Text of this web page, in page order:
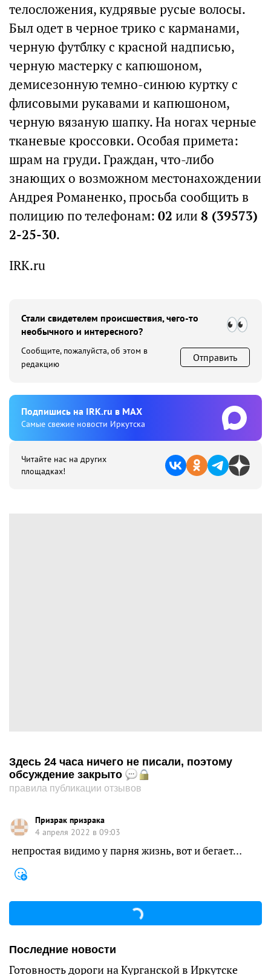
телосложения, кудрявые русые волосы.
Был одет в черное трико с карманами,
черную футблку с красной надписью,
черную мастерку с капюшоном,
демисезонную темно-синюю куртку с
флисовыми рукавами и капюшоном,
черную вязаную шапку. На ногах черные
тканевые кроссовки. Особая примета:
шрам на груди. Граждан, что-либо
знающих о возможном местонахождении
Андрея Романенко, просьба сообщить в
полицию по телефонам: 02 или 8 (39573)
2-25-30.
IRK.ru
Стали свидетелем происшествия, чего-то
необычного и интересного?
Сообщите, пожалуйста, об этом в
редакцию
Отправить
Подпишиcь на IRK.ru в MAX
Cамые свежие новости Иркутска
Читайте нас на других
площадках!
Здесь 24 часа ничего не писали, поэтому
обсуждение закрыто
правила публикации отзывов
Призрак призрака
4 апреля 2022 в 09:03
непростая видимо у парня жизнь, вот и бегает…
Последние новости
Готовность дороги на Курганской в Иркутске